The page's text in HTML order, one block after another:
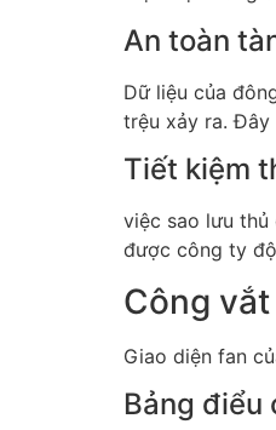
An toàn
Dữ liệu của
trệu xảy ra.
Tiết kiệm
việc sao lưu
được công ty
Công
Giao diện fan
Bảng điểu